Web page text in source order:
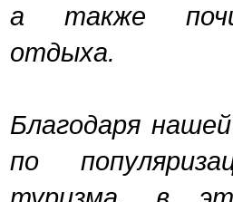
а также
отдыха.
Благодаря
по